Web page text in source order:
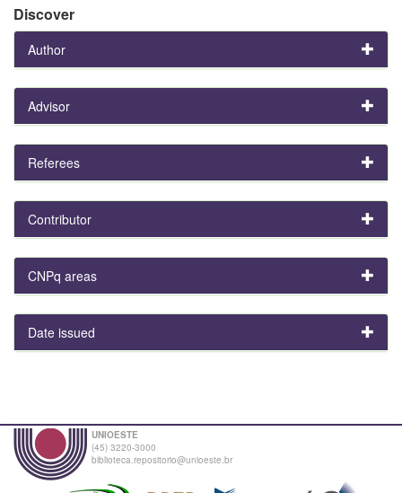
Discover
Author
Advisor
Referees
Contributor
CNPq areas
Date issued
UNIOESTE
(45) 3220-3000
biblioteca.repositorio@unioeste.br